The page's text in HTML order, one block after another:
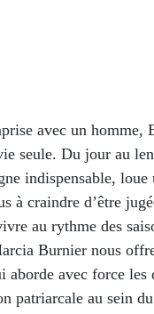
avec un homme,
seule. Du jour au
indispensable, loue
à craindre d’être
au rythme des
Burnier nous
aborde avec force les
patriarcale au sein